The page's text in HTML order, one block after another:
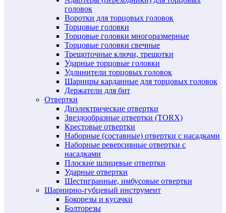
головок
Воротки для торцовых головок
Торцовые головки
Торцовые головки многоразмерные
Торцовые головки свечные
Трещоточные ключи, трещотки
Ударные торцовые головки
Удлинители торцовых головок
Шарниры карданные для торцовых головок
Держатели для бит
Отвертки
Диэлектрические отвертки
Звездообразные отвертки (TORX)
Крестовые отвертки
Наборные (составные) отвертки с насадками
Наборные реверсивные отвертки с
насадками
Плоские шлицевые отвертки
Ударные отвертки
Шестигранные, имбусовые отвертки
Шарнирно-губцевый инструмент
Бокорезы и кусачки
Болторезы